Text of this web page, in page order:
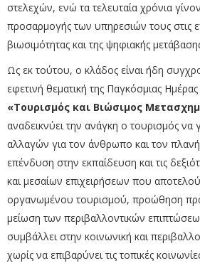
στελεχών, ενώ τα τελευταία χρόνια
προσαρμογής των υπηρεσιών τους στις
βιωσιμότητας και της ψηφιακής
Ως εκ τούτου, ο κλάδος είναι ήδη
εφετινή θεματική της Παγκόσμιας
«Τουρισμός και Βιώσιμος
αναδεικνύει την ανάγκη ο τουρισμός να
αλλαγών για τον άνθρωπο και τον
επένδυση στην εκπαίδευση και τις
και μεσαίων επιχειρήσεων που
οργανωμένου τουρισμού, προώθηση
μείωση των περιβαλλοντικών
συμβάλλει στην κοινωνική και
χωρίς να επιβαρύνει τις τοπικές